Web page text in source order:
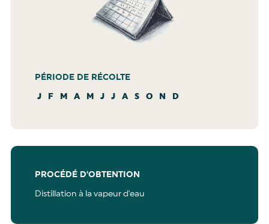
PÉRIODE DE RÉCOLTE
J F M A M J J A S O N D
PROCÉDÉ D'OBTENTION
Distillation à la vapeur d'eau